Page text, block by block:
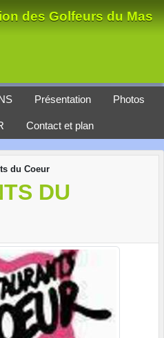
des Golfeurs du Mas
Présentation Photos
Contact et plan
du Coeur
DU